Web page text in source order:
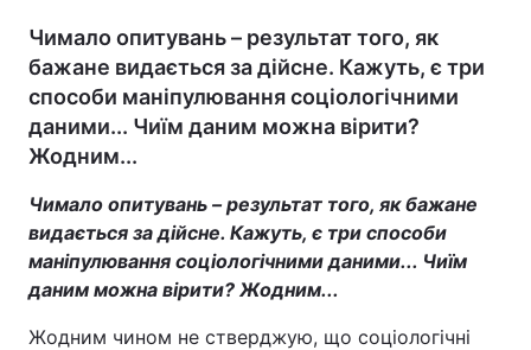
Чимало опитувань – результат того, як
бажане видається за дійсне. Кажуть, є три
способи маніпулювання соціологічними
даними... Чиїм даним можна вірити?
Жодним...
Чимало опитувань – результат того, як бажане
видається за дійсне. Кажуть, є три способи
маніпулювання соціологічними даними... Чиїм
даним можна вірити? Жодним...
Жодним чином не стверджую, що соціологічні